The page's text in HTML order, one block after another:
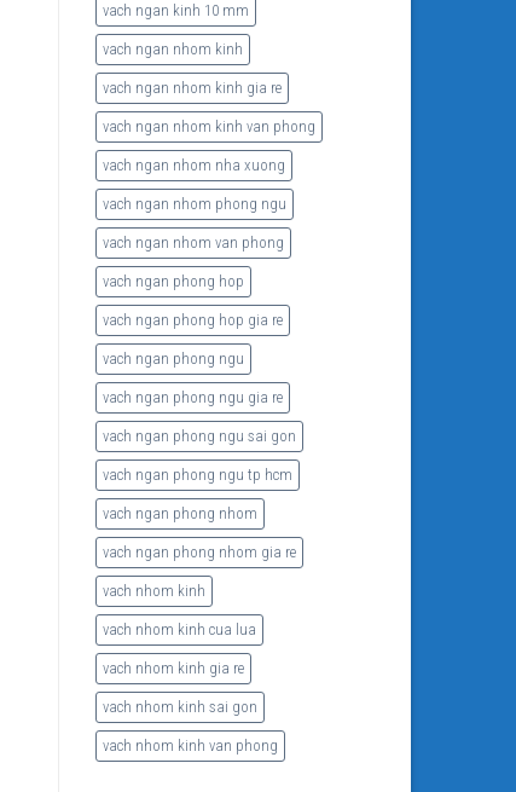
vach ngan kinh 10 mm
vach ngan nhom kinh
vach ngan nhom kinh gia re
vach ngan nhom kinh van phong
vach ngan nhom nha xuong
vach ngan nhom phong ngu
vach ngan nhom van phong
vach ngan phong hop
vach ngan phong hop gia re
vach ngan phong ngu
vach ngan phong ngu gia re
vach ngan phong ngu sai gon
vach ngan phong ngu tp hcm
vach ngan phong nhom
vach ngan phong nhom gia re
vach nhom kinh
vach nhom kinh cua lua
vach nhom kinh gia re
vach nhom kinh sai gon
vach nhom kinh van phong